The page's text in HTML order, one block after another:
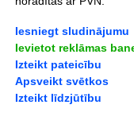
Iesniegt sludinājumu
Ievietot reklāmas
Izteikt pateicību
Apsveikt svētkos
Izteikt līdzjūtību